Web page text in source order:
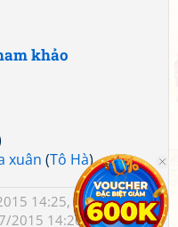
khảo
xuân (Tô Hà)
14:25, đã sửa 1 lần,
2015 14:26